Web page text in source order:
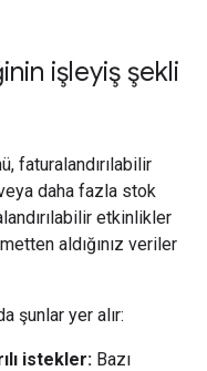
işleyiş şekli
faturalandırılabilir
daha fazla stok
etkinlikler
aldığınız veriler
şunlar yer alır:
istekler: Bazı